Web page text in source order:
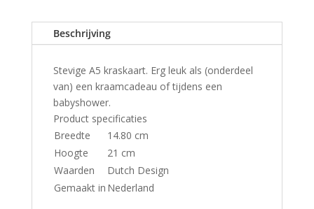
Beschrijving
Stevige A5 kraskaart. Erg leuk als (onderdeel
van) een kraamcadeau of tijdens een
babyshower.
Product specificaties
Breedte
14.80 cm
Hoogte
21 cm
Waarden
Dutch Design
Gemaakt in Nederland